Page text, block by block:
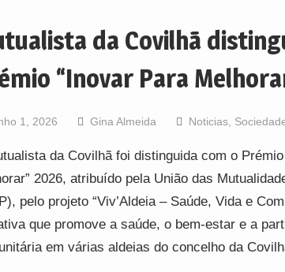
da Covilhã
“Inovar Para
1, 2026 Gina Almeida Noticias,
da Covilhã foi distinguida com o
2026, atribuído pela União das
pelo projeto “Viv’Aldeia – Saúde, Vida e
que promove a saúde, o bem-estar e a
em várias aldeias do concelho da